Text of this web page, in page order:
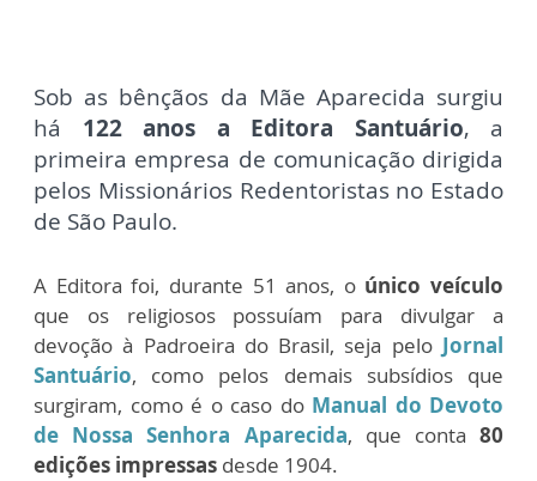
Sob as bênçãos da Mãe Aparecida surgiu
há 122 anos a Editora Santuário, a
primeira empresa de comunicação dirigida
pelos Missionários Redentoristas no Estado
de São Paulo.
A Editora foi, durante 51 anos, o único veículo
que os religiosos possuíam para divulgar a
devoção à Padroeira do Brasil, seja pelo Jornal
Santuário, como pelos demais subsídios que
surgiram, como é o caso do Manual do Devoto
de Nossa Senhora Aparecida, que conta 80
edições impressas desde 1904.